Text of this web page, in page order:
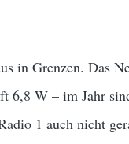
in Grenzen. Das
6,8 W – im Jahr
1 auch nicht